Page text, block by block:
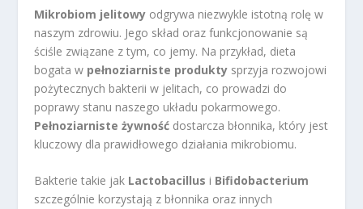
Mikrobiom jelitowy odgrywa niezwykle istotną rolę w
naszym zdrowiu. Jego skład oraz funkcjonowanie są
ściśle związane z tym, co jemy. Na przykład, dieta
bogata w pełnoziarniste produkty sprzyja rozwojowi
pożytecznych bakterii w jelitach, co prowadzi do
poprawy stanu naszego układu pokarmowego.
Pełnoziarniste żywność dostarcza błonnika, który jest
kluczowy dla prawidłowego działania mikrobiomu.
Bakterie takie jak Lactobacillus i Bifidobacterium
szczególnie korzystają z błonnika oraz innych